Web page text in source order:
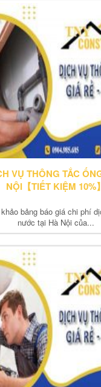
VỤ THÔNG TẮC
NỘI【TIẾT KIỆM 10%】
bảng báo giá chi phí
nước tại Hà Nội của...